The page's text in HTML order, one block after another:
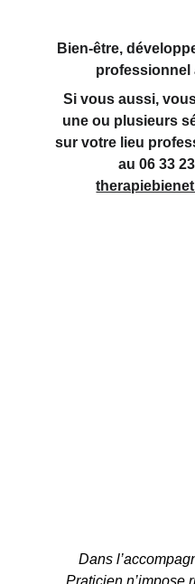
Bien-être,
professionnel
Si vous aussi,
une ou plusieurs
sur votre lieu
au 06 33
Dans
Praticien n’impose